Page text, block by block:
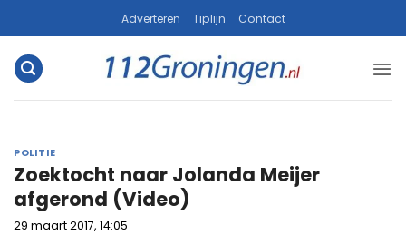
naar
inhoud
Adverteren Tiplijn Contact
POLITIE
Zoektocht naar Jolanda Meijer
afgerond (Video)
29 maart 2017, 14:05